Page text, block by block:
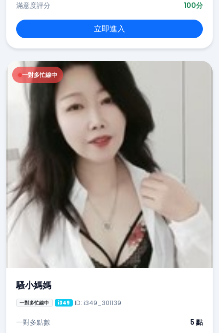
滿意度評分
100分
立即進入
一對多忙線中
騷小媽媽
一對多忙線中 i349 ID: i349_301139
一對多點數 5 點